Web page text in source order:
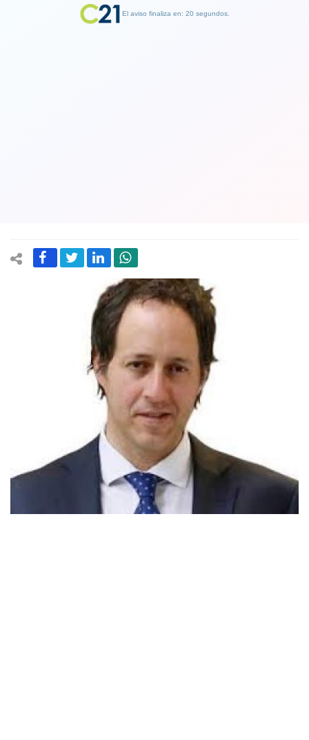
El aviso finaliza en: 19 segundos.